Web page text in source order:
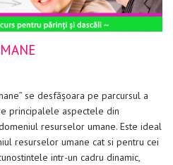
se desfăşoara pe parcursul a
principalele aspectele din
resurselor umane. Este ideal
resurselor umane cat si pentru cei
intr-un cadru dinamic,